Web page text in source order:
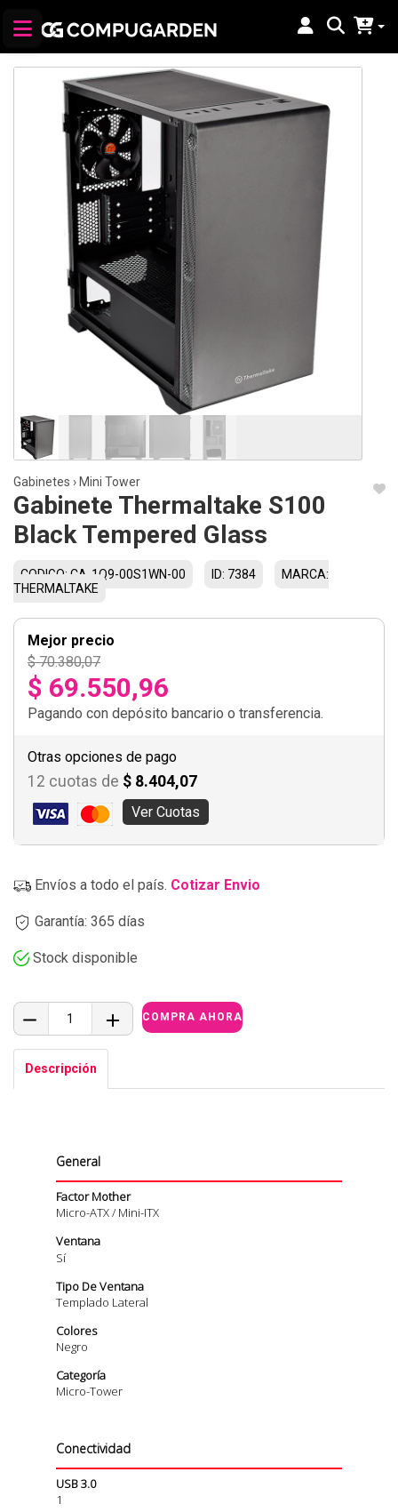
Gabinetes › Mini Tower
Gabinete Thermaltake S100
Black Tempered Glass
CODIGO: CA-1Q9-00S1WN-00 ID: 7384
MARCA:
THERMALTAKE
Mejor precio
$ 70.380,07
$ 69.550,96
Pagando con depósito bancario o transferencia.
Otras opciones de pago
12 cuotas de $ 8.404,07
Ver Cuotas
Envíos a todo el país. Cotizar Envio
Garantía: 365 días
Stock disponible
Descripción
General
Factor Mother
Micro-ATX / Mini-ITX
Ventana
Sí
Tipo De Ventana
Templado Lateral
Colores
Negro
Categoría
Micro-Tower
Conectividad
USB 3.0
1